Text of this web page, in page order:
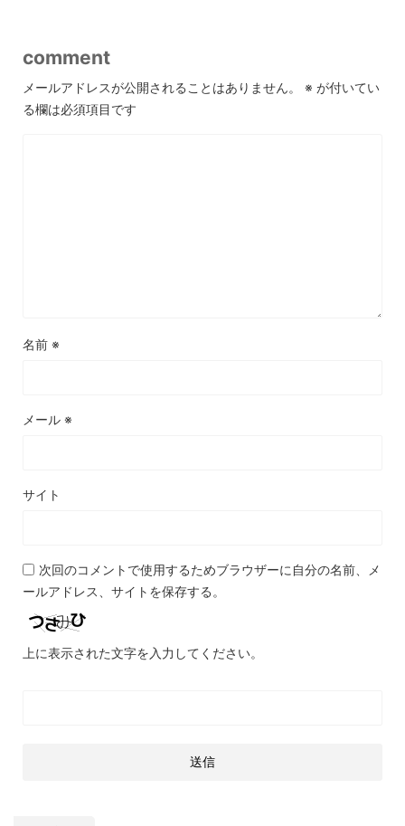
comment
メールアドレスが公開されることはありません。 ※ が付いてい
る欄は必須項目です
名前 ※
メール ※
サイト
次回のコメントで使用するためブラウザーに自分の名前、メ
ールアドレス、サイトを保存する。
上に表示された文字を入力してください。